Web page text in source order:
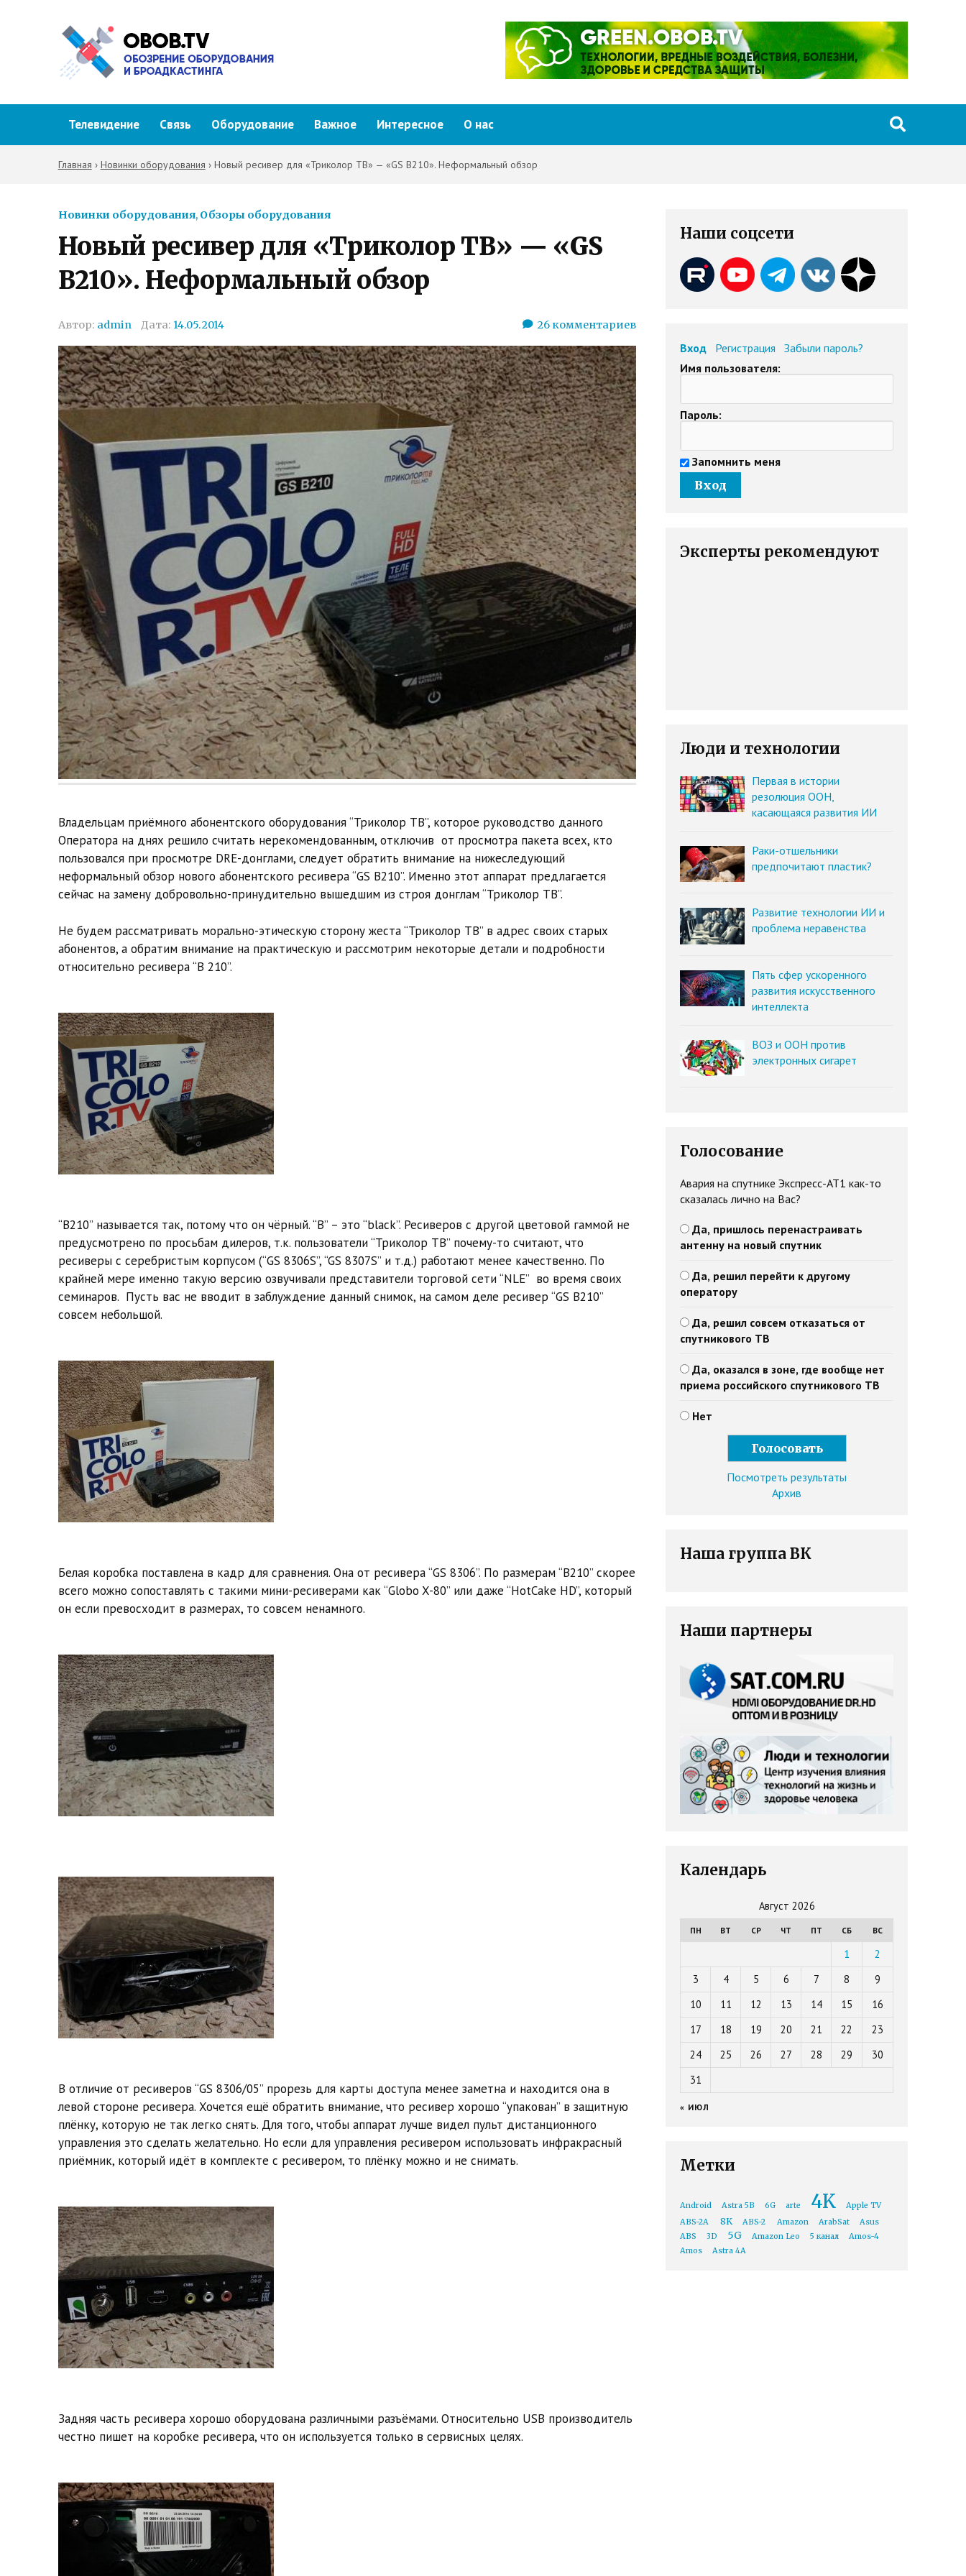
Телевидение Связь Оборудование Важное Интересное О нас
Главная › Новинки оборудования › Новый ресивер для «Триколор ТВ» — «GS B210». Неформальный обзор
Новинки оборудования, Обзоры оборудования
Новый ресивер для «Триколор ТВ» — «GS
B210». Неформальный обзор
Автор: admin Дата: 14.05.2014 26комментариев
Владельцам приёмного абонентского оборудования “Триколор ТВ”, которое руководство данного
Оператора на днях решило считать нерекомендованным, отключив от просмотра пакета всех, кто
пользовался при просмотре DRE-донглами, следует обратить внимание на нижеследующий
неформальный обзор нового абонентского ресивера “GS B210”. Именно этот аппарат предлагается
сейчас на замену добровольно-принудительно вышедшим из строя донглам “Триколор ТВ”.
Не будем рассматривать морально-этическую сторону жеста “Триколор ТВ” в адрес своих старых
абонентов, а обратим внимание на практическую и рассмотрим некоторые детали и подробности
относительно ресивера “B 210”.
“B210” называется так, потому что он чёрный. “B” – это “black”. Ресиверов с другой цветовой гаммой не
предусмотрено по просьбам дилеров, т.к. пользователи “Триколор ТВ” почему-то считают, что
ресиверы с серебристым корпусом (“GS 8306S”, “GS 8307S” и т.д.) работают менее качественно. По
крайней мере именно такую версию озвучивали представители торговой сети “NLE” во время своих
семинаров. Пусть вас не вводит в заблуждение данный снимок, на самом деле ресивер “GS B210”
совсем небольшой.
Белая коробка поставлена в кадр для сравнения. Она от ресивера “GS 8306”. По размерам “B210” скорее
всего можно сопоставлять с такими мини-ресиверами как “Globo X-80” или даже “HotCake HD”, который
он если превосходит в размерах, то совсем ненамного.
В отличие от ресиверов “GS 8306/05” прорезь для карты доступа менее заметна и находится она в
левой стороне ресивера. Хочется ещё обратить внимание, что ресивер хорошо “упакован” в защитную
плёнку, которую не так легко снять. Для того, чтобы аппарат лучше видел пульт дистанционного
управления это сделать желательно. Но если для управления ресивером использовать инфракрасный
приёмник, который идёт в комплекте с ресивером, то плёнку можно и не снимать.
Задняя часть ресивера хорошо оборудована различными разъёмами. Относительно USB производитель
честно пишет на коробке ресивера, что он используется только в сервисных целях.
Наши соцсети
Вход Регистрация
Забыли пароль?
Имя пользователя:
Пароль:
Запомнить меня
Эксперты рекомендуют
Люди и технологии
Первая в истории
резолюция ООН,
касающаяся развития ИИ
Раки-отшельники
предпочитают пластик?
Развитие технологии ИИ и
проблема неравенства
Пять сфер ускоренного
развития искусственного
интеллекта
ВОЗ и ООН против
электронных сигарет
Голосование
Авария на спутнике Экспресс-АТ1 как-то
сказалась лично на Вас?
Да, пришлось перенастраивать
антенну на новый спутник
Да, решил перейти к другому
оператору
Да, решил совсем отказаться от
спутникового ТВ
Да, оказался в зоне, где вообще нет
приема российского спутникового ТВ
Нет
Посмотреть результаты
Архив
Наша группа ВК
Наши партнеры
Календарь
Август 2026
ПН ВТ СР ЧТ ПТ СБ ВС
1
2
3
4 5 6 7 8
9
10
11 12 13 14 15
16
17
18 19 20 21 22
23
24
25 26 27 28 29
30
31
« ИЮЛ
Метки
Android Astra 5B 6G arte 4K
Apple TV
ABS-2A
8K ABS-2 Amazon ArabSat
Asus
ABS
3D 5G Amazon Leo 5 канал
Amos-4
Amos
Astra 4A